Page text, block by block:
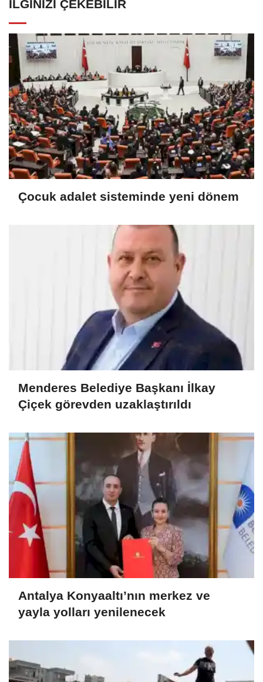
İLGINIZI ÇEKEBILIR
Çocuk adalet sisteminde yeni dönem
Menderes Belediye Başkanı İlkay
Çiçek görevden uzaklaştırıldı
Antalya Konyaaltı’nın merkez ve
yayla yolları yenilenecek